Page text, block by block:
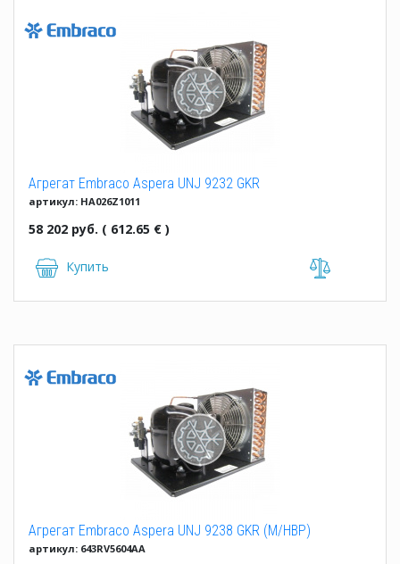
Агрегат Embraco Aspera UNJ 9232 GKR
артикул: HA026Z1011
58 202 руб. ( 612.65 € )
Купить
Агрегат Embraco Aspera UNJ 9238 GKR (M/HBP)
артикул: 643RV5604AA